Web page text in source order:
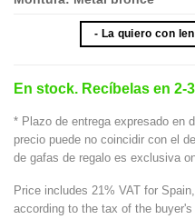
- La quiero con
En stock. Recíbelas en 2-
* Plazo de entrega expresado en
precio puede no coincidir con el
de gafas de regalo es exclusiva
Price includes 21% VAT for
according to the tax of the buyer's